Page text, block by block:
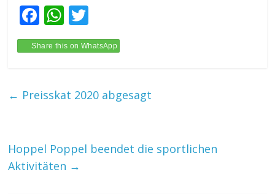
F
ac
e
o
W
h
at
A
w
itt
Share this on WhatsApp
← Preisskat 2020 abgesagt
Hoppel Poppel beendet die sportlichen
Aktivitäten →